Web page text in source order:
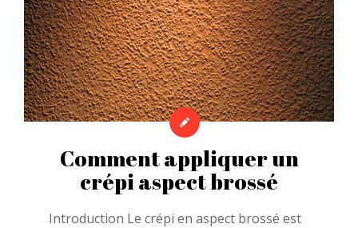
Comment appliquer un
crépi aspect brossé
Introduction Le crépi en aspect brossé est